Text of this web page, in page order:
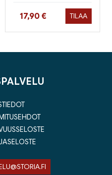
Hinta nyt
17,90 € TILAA